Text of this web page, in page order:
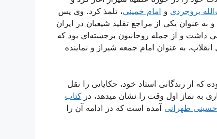
بروجردی و امام خمینی، تلمذ کرد. وی پس
عنوان یکی از مراجع تقلید شیعیان در ایران
داشت و از جمله روحانیون برجسته‌ای بود که
به عنوان امام جمعه شیراز و نماینده
که از زندگانی استاد خود، حکایاتی را نقل
به نماز اول وقت را نشان میدهد، در کتاب
طهرانی آمده است که در ادامه آن را